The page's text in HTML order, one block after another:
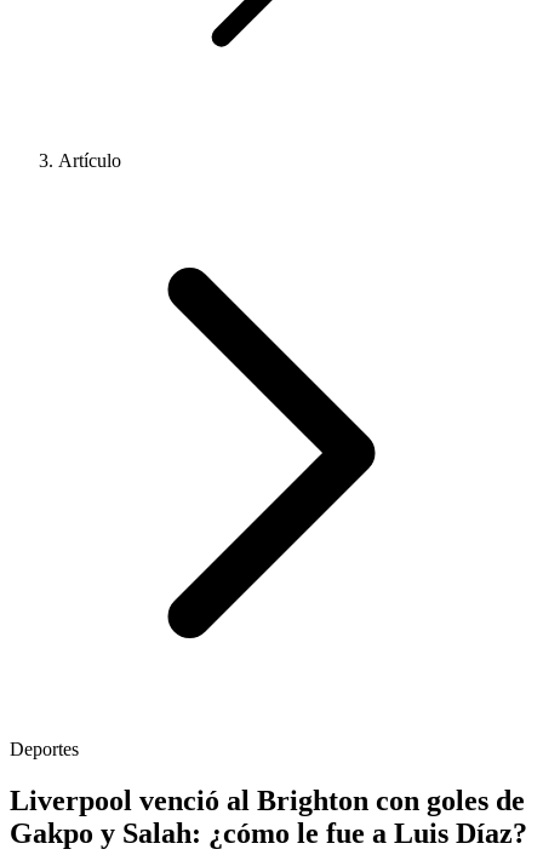
Artículo
Deportes
Liverpool venció al Brighton con goles de
Gakpo y Salah: ¿cómo le fue a Luis Díaz?